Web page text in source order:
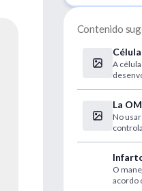
Contenido
A
La
No
na
O
acordo